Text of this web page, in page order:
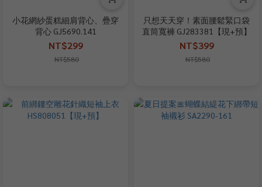
小花網紗蛋糕細肩背心、疊穿
背心 GJ5690.141
NT$299
NT$580
只想天天穿！素面腰鬆緊口袋
直筒寬褲 GJ283381【現+預】
NT$399
NT$580